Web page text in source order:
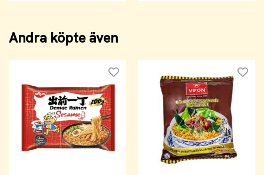
Andra köpte även